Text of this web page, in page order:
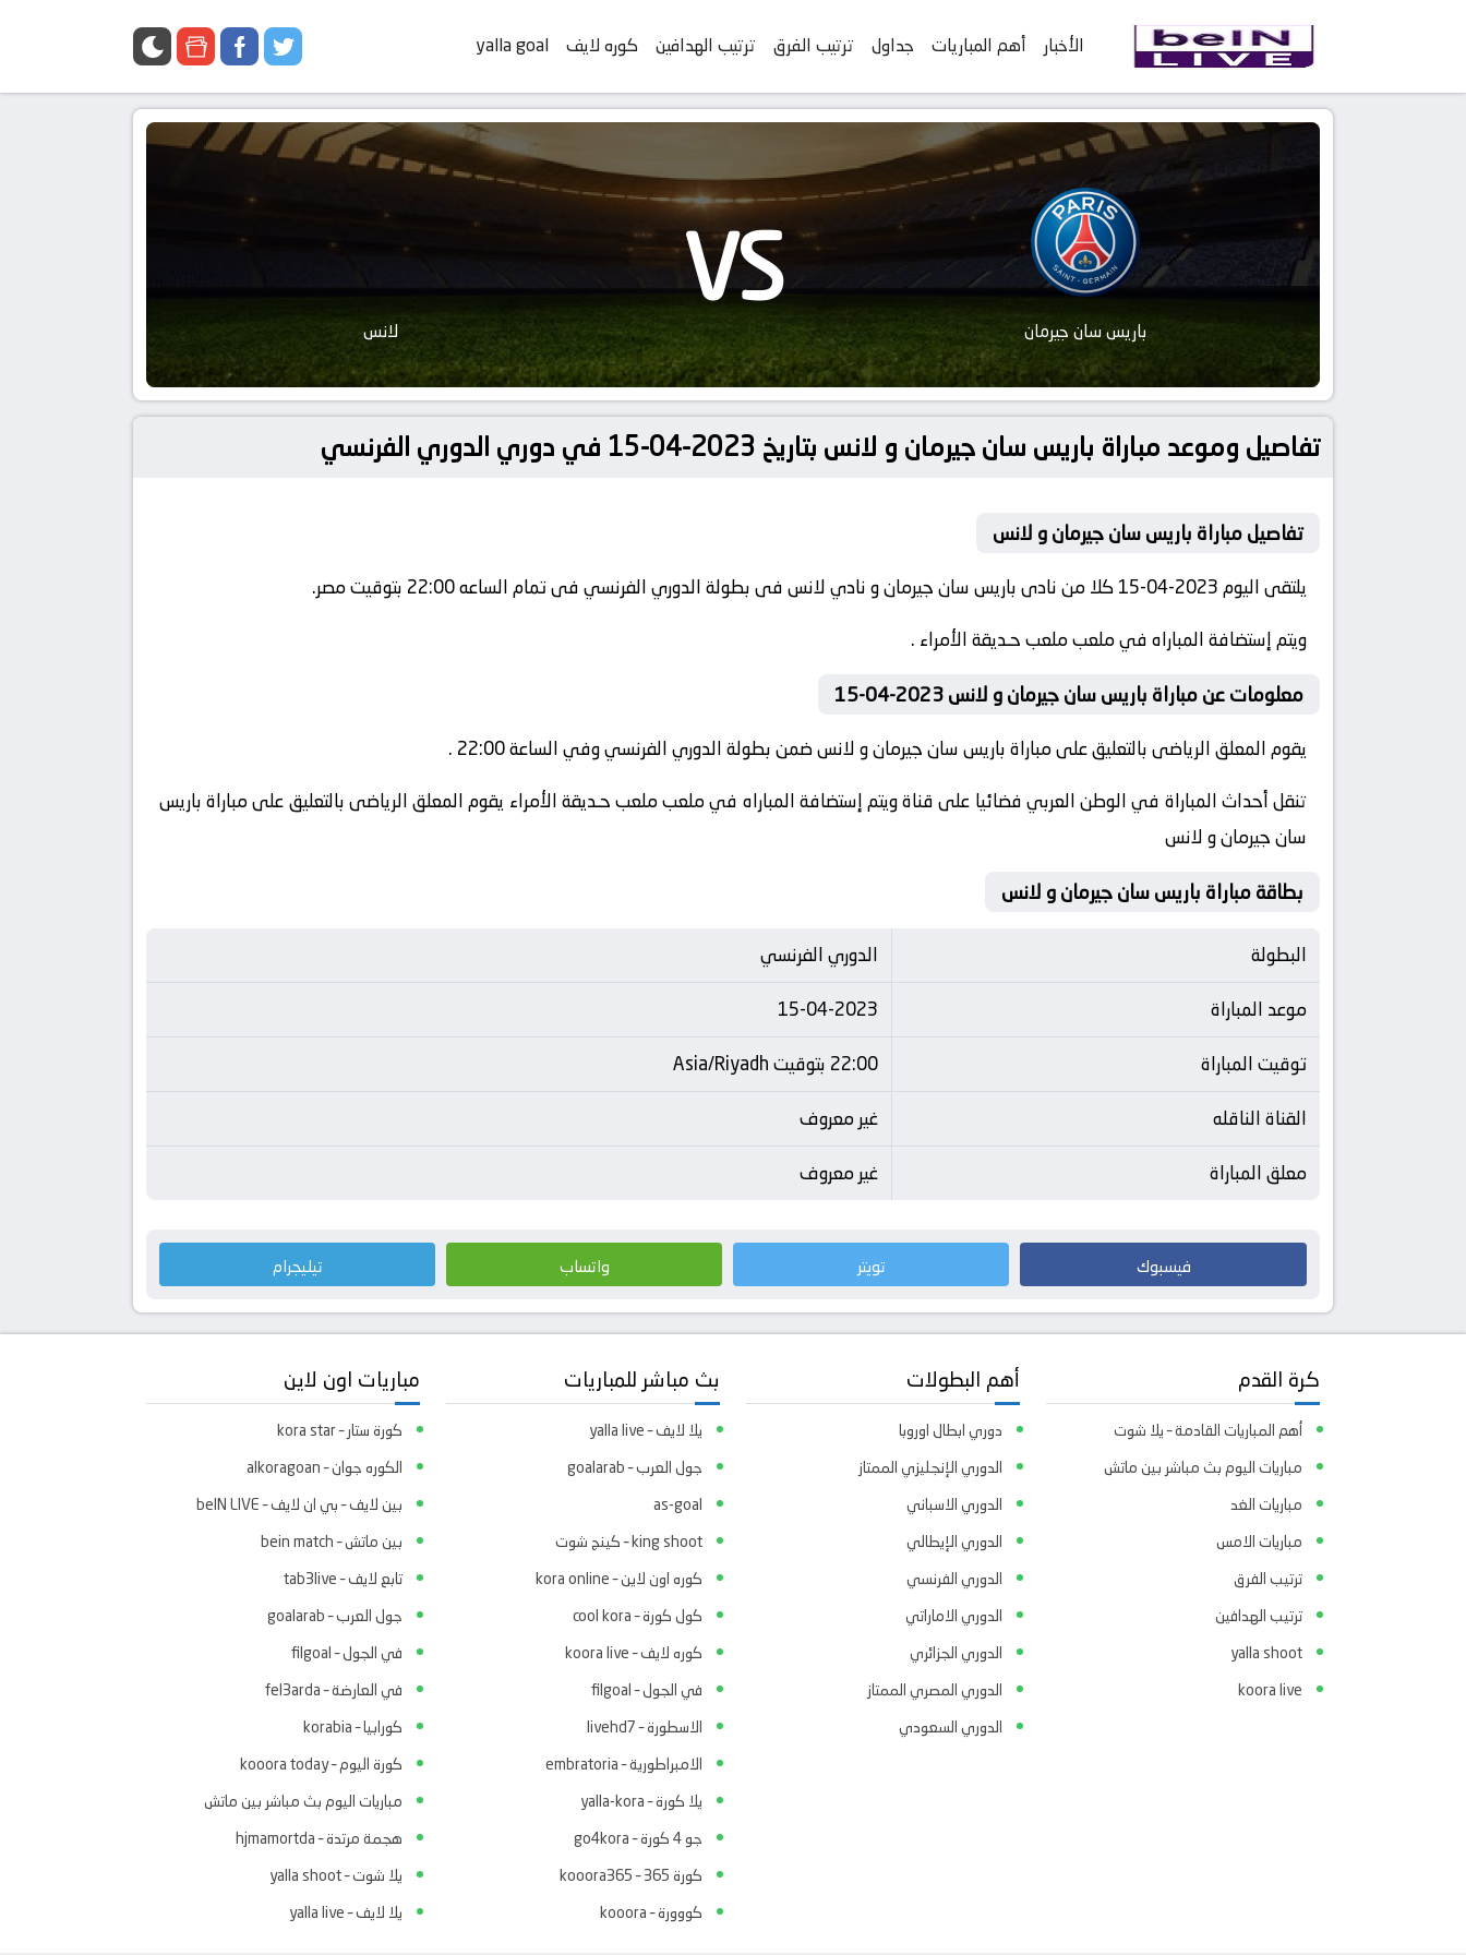
الأخبار أهم المباريات جداول ترتيب الفرق ترتيب الهدافين كوره لايف yalla goal
باريس سان جيرمان VS لانس
تفاصيل وموعد مباراة باريس سان جيرمان و لانس بتاريخ 2023-04-15 في دوري الدوري الفرنسي
تفاصيل مباراة باريس سان جيرمان و لانس
يلتقى اليوم 2023-04-15 كلا من نادى باريس سان جيرمان و نادي لانس فى بطولة الدوري الفرنسي فى تمام الساعه 22:00 بتوقيت مصر.
ويتم إستضافة المباراه في ملعب ملعب حـديقة الأمراء .
معلومات عن مباراة باريس سان جيرمان و لانس 2023-04-15
يقوم المعلق الرياضى بالتعليق على مباراة باريس سان جيرمان و لانس ضمن بطولة الدوري الفرنسي وفي الساعة 22:00 .
تنقل أحداث المباراة في الوطن العربي فضائيا على قناة ويتم إستضافة المباراه في ملعب ملعب حـديقة الأمراء يقوم المعلق الرياضى بالتعليق على مباراة باريس
سان جيرمان و لانس
بطاقة مباراة باريس سان جيرمان و لانس
البطولة
الدوري الفرنسي
موعد المباراة
15-04-2023
توقيت المباراة
22:00 بتوقيت Asia/Riyadh
القناة الناقله
غير معروف
معلق المباراة
غير معروف
فيسبوك تويتر واتساب تيليجرام
كرة القدم
أهم المباريات القادمة – يلا شوت
مباريات اليوم بث مباشر بين ماتش
مباريات الغد
مباريات الامس
ترتيب الفرق
ترتيب الهدافين
yalla shoot
koora live
أهم البطولات
دوري ابطال اوروبا
الدوري الإنجليزي الممتاز
الدوري الاسباني
الدوري الإيطالي
الدوري الفرنسي
الدوري الاماراتي
الدوري الجزائري
الدوري المصري الممتاز
الدوري السعودي
بث مباشر للمباريات
يلا لايف – yalla live
جول العرب – goalarab
as-goal
king shoot – كينج شوت
كوره اون لاين – kora online
كول كورة – cool kora
كوره لايف – koora live
في الجول – filgoal
الاسطورة – livehd7
الامبراطورية – embratoria
يلا كورة – yalla-kora
جو 4 كورة – go4kora
كورة 365 – kooora365
كووورة – kooora
مباريات اون لاين
كورة ستار – kora star
الكوره جوان – alkoragoan
بين لايف – بي ان لايف – beIN LIVE
بين ماتش – bein match
تابع لايف – tab3live
جول العرب – goalarab
في الجول – filgoal
في العارضة – fel3arda
كورابيا – korabia
كورة اليوم – kooora today
مباريات اليوم بث مباشر بين ماتش
هجمة مرتدة – hjmamortda
يلا شوت – yalla shoot
يلا لايف – yalla live